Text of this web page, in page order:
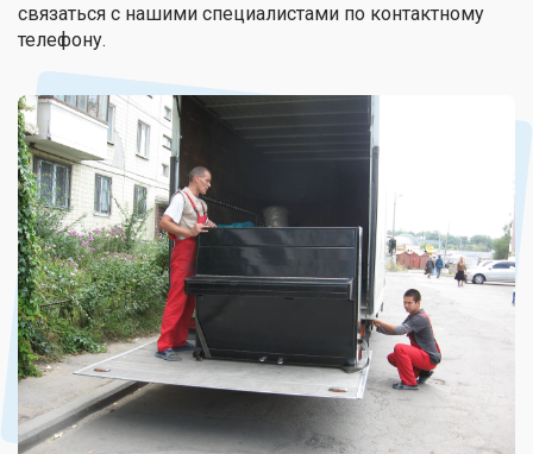
связаться с нашими специалистами по контактному
телефону.